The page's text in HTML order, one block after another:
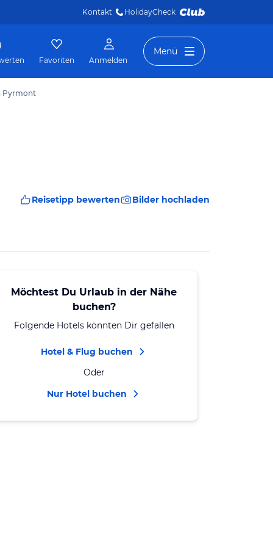
Kontakt HolidayCheck
Favoriten Anmelden
Menü
Pyrmont
Reisetipp bewerten Bilder hochladen
Möchtest Du Urlaub in der Nähe
buchen?
Folgende Hotels könnten Dir gefallen
Hotel & Flug buchen
Oder
Nur Hotel buchen